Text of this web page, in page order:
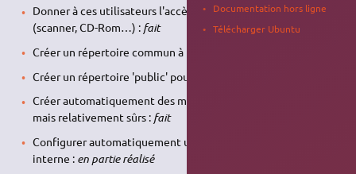
Donner à ces utilisateurs l'accès aux ressources de base
(scanner, CD-Rom…) : fait
Créer un répertoire commun à toute la classe :
Créer un répertoire 'public' pour chaque utilisateur :
Créer automatiquement des mots de passe prononçables
mais relativement sûrs : fait
Configurer automatiquement un compte de messagerie
interne : en partie réalisé
Documentation hors ligne
Télécharger Ubuntu